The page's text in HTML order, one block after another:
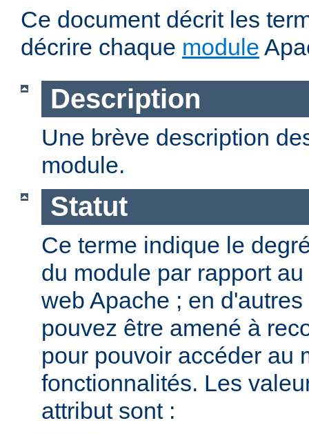
Ce document décrit les
décrire chaque module
Description
Une brève description
module.
Statut
Ce terme indique le
du module par rapport
web Apache ; en
pouvez être amené à
pour pouvoir accéder au
fonctionnalités. Les
attribut sont :